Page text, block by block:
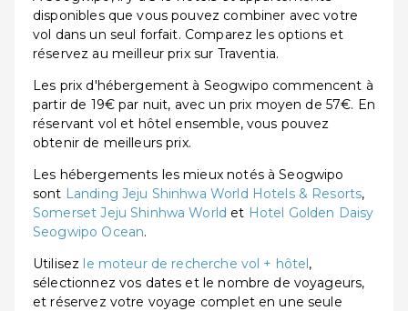
disponibles que vous pouvez combiner avec votre
vol dans un seul forfait. Comparez les options et
réservez au meilleur prix sur Traventia.
Les prix d'hébergement à Seogwipo commencent à
partir de 19€ par nuit, avec un prix moyen de 57€. En
réservant vol et hôtel ensemble, vous pouvez
obtenir de meilleurs prix.
Les hébergements les mieux notés à Seogwipo
sont Landing Jeju Shinhwa World Hotels & Resorts,
Somerset Jeju Shinhwa World et Hotel Golden Daisy
Seogwipo Ocean.
Utilisez le moteur de recherche vol + hôtel,
sélectionnez vos dates et le nombre de voyageurs,
et réservez votre voyage complet en une seule